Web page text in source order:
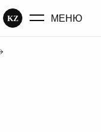
KZ МЕНЮ